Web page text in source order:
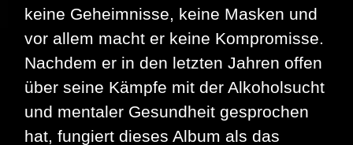
keine Geheimnisse, keine Masken und
vor allem macht er keine Kompromisse.
Nachdem er in den letzten Jahren offen
über seine Kämpfe mit der Alkoholsucht
und mentaler Gesundheit gesprochen
hat, fungiert dieses Album als das